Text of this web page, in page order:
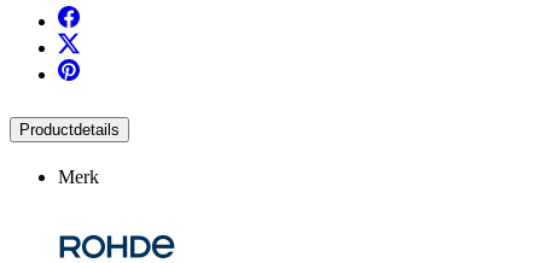
Productdetails
Merk